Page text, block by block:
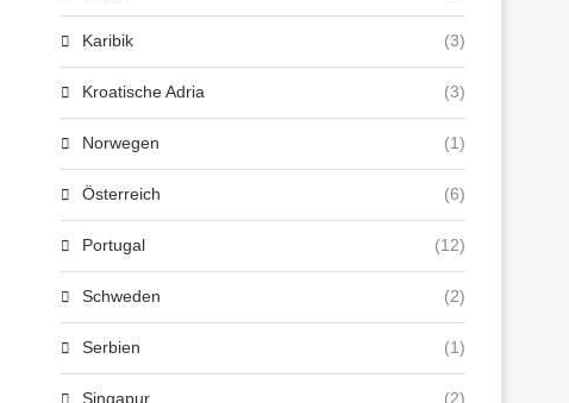
Karibik (3)
Kroatische Adria (3)
Norwegen (1)
Österreich (6)
Portugal (12)
Schweden (2)
Serbien (1)
Singapur (2)